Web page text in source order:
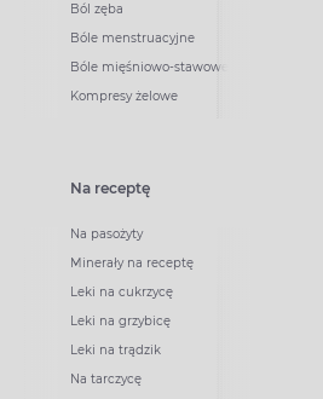
Ból zęba
Bóle menstruacyjne
Bóle mięśniowo-stawowe
Kompresy żelowe
Na receptę
Na pasożyty
Minerały na receptę
Leki na cukrzycę
Leki na grzybicę
Leki na trądzik
Na tarczycę